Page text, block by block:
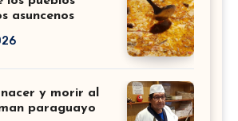
asuncenos
y morir al
paraguayo